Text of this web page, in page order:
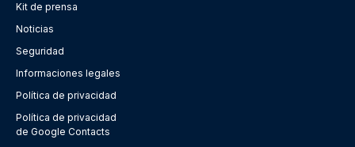
Kit de prensa
Noticias
Seguridad
Informaciones legales
Política de privacidad
Política de privacidad
de Google Contacts